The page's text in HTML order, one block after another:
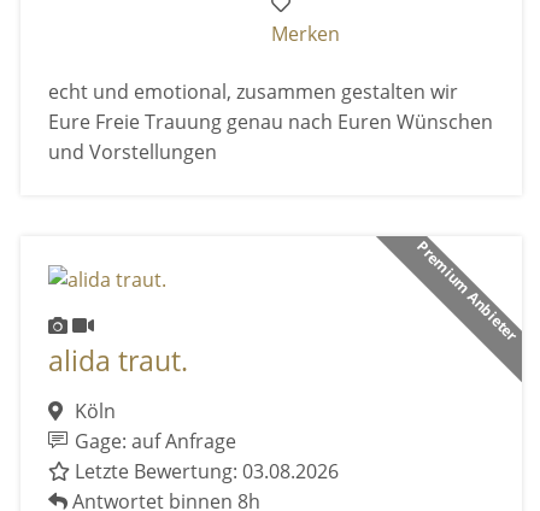
Merken
echt und emotional, zusammen gestalten wir
Eure Freie Trauung genau nach Euren Wünschen
und Vorstellungen
Premium Anbieter
alida traut.
Köln
Gage: auf Anfrage
Letzte Bewertung: 03.08.2026
Antwortet binnen 8h